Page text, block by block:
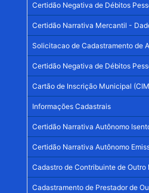
Certidão Negativa de Débitos
Certidão Narrativa Mercantil -
Solicitacao de Cadastramento de
Certidão Negativa de Débitos
Cartão de Inscrição Municipal
Informações Cadastrais
Certidão Narrativa Autônomo
Certidão Narrativa Autônomo
Cadastro de Contribuinte de Outro
Cadastramento de Prestador de